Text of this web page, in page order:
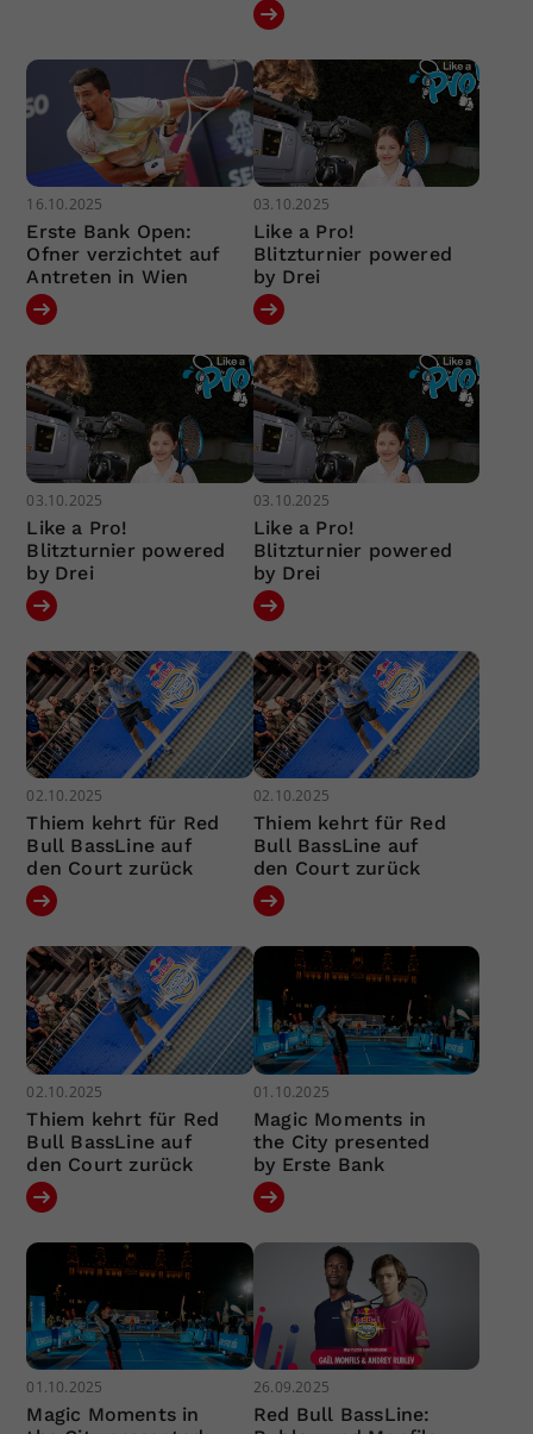
16.10.2025
Erste Bank Open:
Ofner verzichtet auf
Antreten in Wien
03.10.2025
Like a Pro!
Blitzturnier powered
by Drei
03.10.2025
Like a Pro!
Blitzturnier powered
by Drei
03.10.2025
Like a Pro!
Blitzturnier powered
by Drei
02.10.2025
Thiem kehrt für Red
Bull BassLine auf
den Court zurück
02.10.2025
Thiem kehrt für Red
Bull BassLine auf
den Court zurück
02.10.2025
Thiem kehrt für Red
Bull BassLine auf
den Court zurück
01.10.2025
Magic Moments in
the City presented
by Erste Bank
01.10.2025
Magic Moments in
26.09.2025
Red Bull BassLine: